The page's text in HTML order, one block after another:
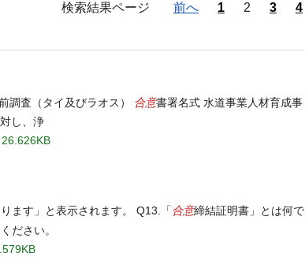
検索結果ページ 前へ 1 2 3 4
調査（タイ及びラオス） 合意書署名式 水道事業人材育成事
し、浄
ます」と表示されます。 Q13.「 合意締結証明書」とは何で
ださい。